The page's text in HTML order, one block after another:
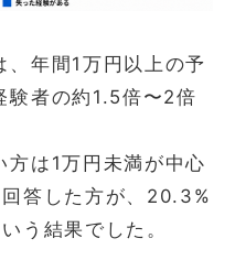
、年間1万円以上の予
験者の約1.5倍〜2倍
方は1万円未満が中心
答した方が、20.3%
う結果でした。